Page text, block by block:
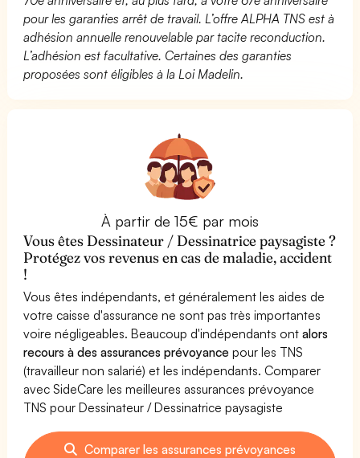
pour les garanties arrêt de travail. L’offre ALPHA TNS est à
adhésion annuelle renouvelable par tacite reconduction.
L’adhésion est facultative. Certaines des garanties
proposées sont éligibles à la Loi Madelin.
À partir de 15€ par mois
Vous êtes Dessinateur / Dessinatrice paysagiste ?
Protégez vos revenus en cas de maladie, accident
!
Vous êtes indépendants, et généralement les aides de
votre caisse d'assurance ne sont pas très importantes
voire négligeables. Beaucoup d'indépendants ontalors
recours à des assurances prévoyance pour les TNS
(travailleur non salarié) et les indépendants. Comparer
avec SideCare les meilleures assurances prévoyance
TNS pour Dessinateur / Dessinatrice paysagiste
Comparer les assurances prévoyances